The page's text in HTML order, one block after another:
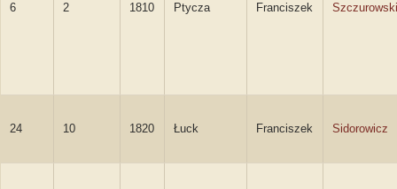
6 2 1810 Ptycza Franciszek Szczurowski
24 10 1820 Łuck Franciszek Sidorowicz